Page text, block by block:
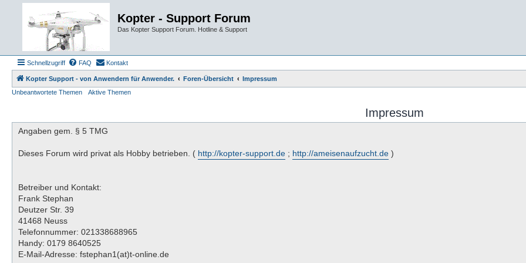
Kopter - Support Forum
Das Kopter Support Forum. Hotline & Support
Schnellzugriff FAQ Kontakt
Kopter Support - von Anwendern für Anwender. Foren-Übersicht
Impressum
Unbeantwortete Themen
Aktive Themen
Impressum
Angaben gem. § 5 TMG
Dieses Forum wird privat als Hobby betrieben. ( http://kopter-support.de ; http://ameisenaufzucht.de )
Betreiber und Kontakt:
Frank Stephan
Deutzer Str. 39
41468 Neuss
Telefonnummer: 021338688965
Handy: 0179 8640525
E-Mail-Adresse: fstephan1(at)t-online.de